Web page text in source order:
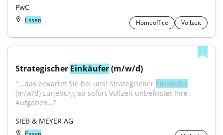
PwC
Essen Homeoffice Vollzeit
Strategischer Einkäufer (m/w/d)
"...das erwartet Sie bei uns! Strategischer Einkäufer
(m/w/d) Lüneburg ab sofort Vollzeit unbefristet Ihre
Aufgaben..."
SIEB & MEYER AG